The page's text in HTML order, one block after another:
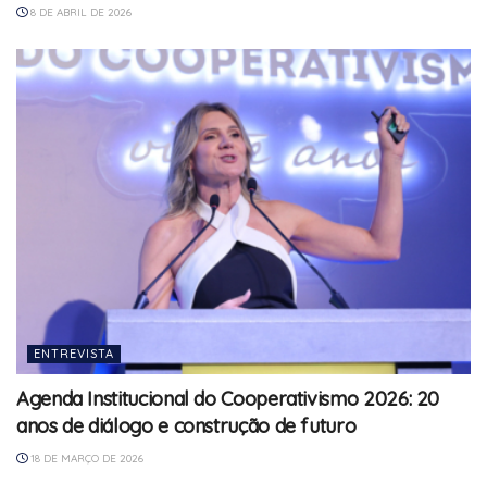
8 DE ABRIL DE 2026
ENTREVISTA
Agenda Institucional do Cooperativismo 2026: 20
anos de diálogo e construção de futuro
18 DE MARÇO DE 2026